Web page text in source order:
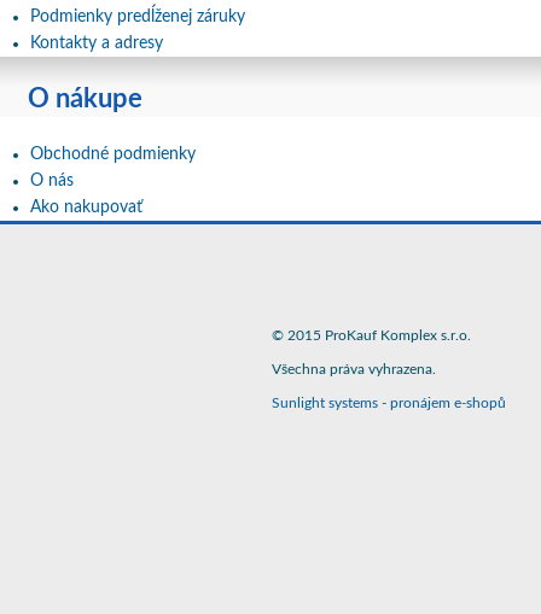
Podmienky predĺženej záruky
Kontakty a adresy
O nákupe
Obchodné podmienky
O nás
Ako nakupovať
© 2015 ProKauf Komplex s.r.o.
Všechna práva vyhrazena.
Sunlight systems - pronájem e-shopů